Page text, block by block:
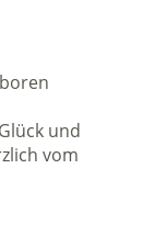
und
vom